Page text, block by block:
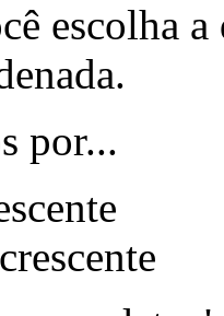
escolha
por...